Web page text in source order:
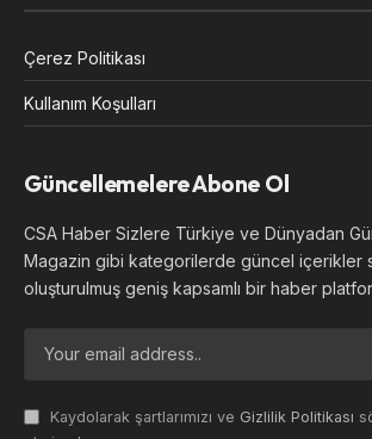
Çerez Politikası
Kullanım Koşulları
Güncellemelere Abone Ol
CSA Haber Sizlere Türkiye ve Dünyadan
Magazin gibi kategorilerde güncel içerikler
oluşturulmuş geniş kapsamlı bir haber
Kaydolarak şartlarımızı ve Gizlilik Politikası